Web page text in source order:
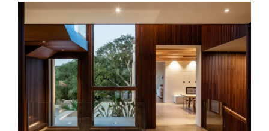
Ver
imagen
más
grande